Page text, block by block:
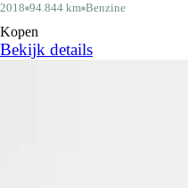
2018 94.844 km Benzine
Kopen
Bekijk details